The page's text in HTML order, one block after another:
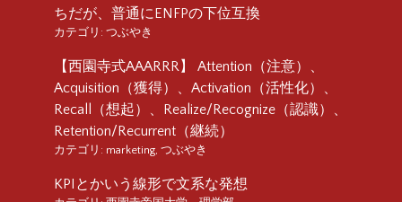
ちだが、普通にENFPの下位互換
カテゴリ: つぶやき
【西園寺式AAARRR】 Attention（注意）、
Acquisition（獲得）、Activation（活性化）、
Recall（想起）、Realize/Recognize（認識）、
Retention/Recurrent（継続）
カテゴリ: marketing, つぶやき
KPIとかいう線形で文系な発想